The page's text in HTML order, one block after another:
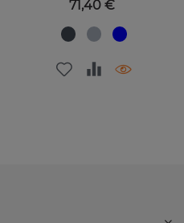
Цена
71,40 €